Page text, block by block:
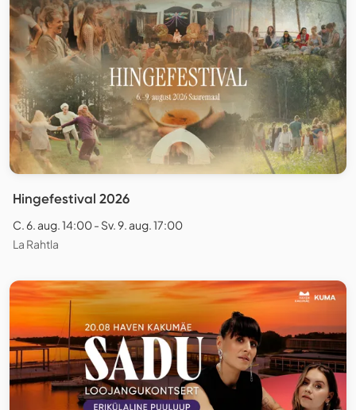
Hingefestival 2026
C. 6. aug. 14:00 - Sv. 9. aug. 17:00
La Rahtla